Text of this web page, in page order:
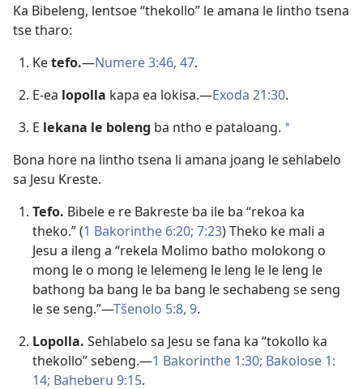
Ka Bibeleng, lentsoe “thekollo” le amana le lintho tsena
tse tharo:
Ketefo.​—Numere 3:​46, 47.
E-ea lopolla kapa ea lokisa.​—Exoda 21:30.
E lekana le boleng ba ntho e pataloang. a
Bona hore na lintho tsena li amana joang le sehlabelo
sa Jesu Kreste.
Tefo. Bibele e re Bakreste ba ile ba “rekoa ka
theko.” (1 Bakorinthe 6:​20; 7:​23) Theko ke mali a
Jesu a ileng a “rekela Molimo batho molokong o
mong le o mong le lelemeng le leng le le leng le
bathong ba bang le ba bang le sechabeng se seng
le se seng.”​—Tšenolo 5:​8, 9.
Lopolla. Sehlabelo sa Jesu se fana ka “tokollo ka
thekollo” sebeng.​—1 Bakorinthe 1:​30; Bakolose 1:​
14; Baheberu 9:15.